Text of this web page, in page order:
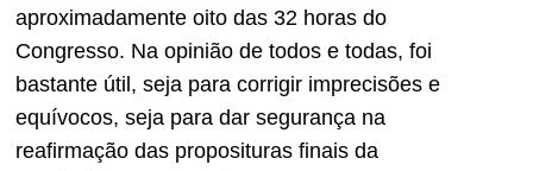
aproximadamente oito das 32 horas do
Congresso. Na opinião de todos e todas, foi
bastante útil, seja para corrigir imprecisões e
equívocos, seja para dar segurança na
reafirmação das proposituras finais da